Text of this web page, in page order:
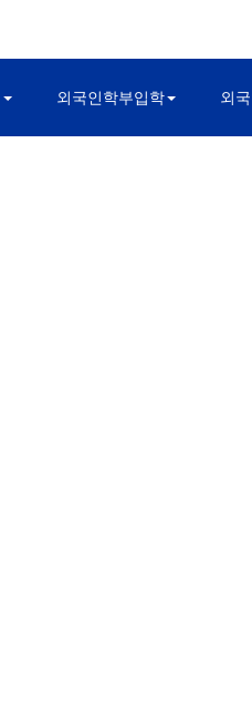
외국인학부입학 외